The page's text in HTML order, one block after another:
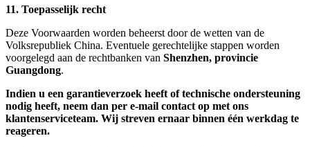
11. Toepasselijk recht
Deze Voorwaarden worden beheerst door de wetten van de
Volksrepubliek China. Eventuele gerechtelijke stappen worden
voorgelegd aan de rechtbanken van Shenzhen, provincie
Guangdong.
Indien u een garantieverzoek heeft of technische ondersteuning
nodig heeft, neem dan per e-mail contact op met ons
klantenserviceteam. Wij streven ernaar binnen één werkdag te
reageren.